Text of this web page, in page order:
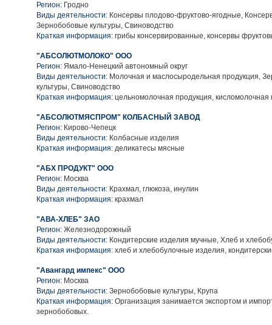
Регион: Гродно
Виды деятельности: Консервы плодово-фруктово-ягодные,
Зернобобовые культуры, Свиноводство
Краткая информация: грибы консервированные, консервы
"АБСОЛЮТМОЛОКО" ООО
Регион: Ямало-Ненецкий автономный округ
Виды деятельности: Молочная и маслосыродельная продукция,
культуры, Свиноводство
Краткая информация: цельномолочная продукция, кисломолочная
"АБСОЛЮТМЯСПРОМ" КОЛБАСНЫЙ ЗАВОД
Регион: Кирово-Чепецк
Виды деятельности: Колбасные изделия
Краткая информация: деликатесы мясные
"АБХ ПРОДУКТ" ООО
Регион: Москва
Виды деятельности: Крахмал, глюкоза, инулин
Краткая информация: крахмал
"АВА-ХЛЕБ" ЗАО
Регион: Железнодорожный
Виды деятельности: Кондитерские изделия мучные, Хлеб и
Краткая информация: хлеб и хлебобулочные изделия,
"Авангард импекс" ООО
Регион: Москва
Виды деятельности: Зернобобовые культуры, Крупа
Краткая информация: Организация занимается экспортом и
зернобобовых.